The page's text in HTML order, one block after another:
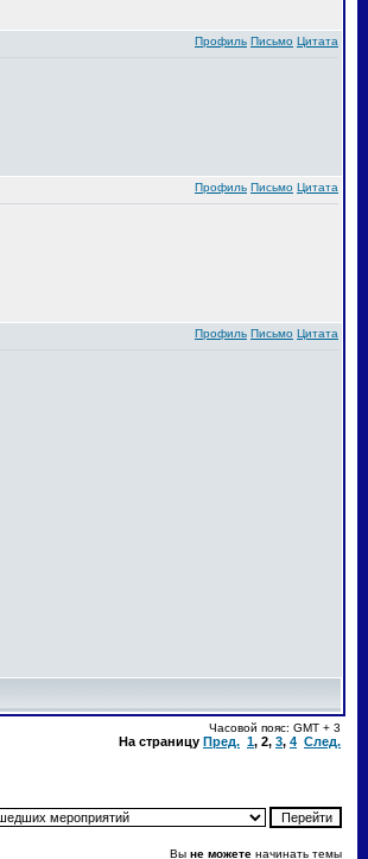
Профиль Письмо Цитата
Профиль Письмо Цитата
Профиль Письмо Цитата
Часовой пояс: GMT + 3
На страницу Пред. 1, 2, 3, 4 След.
Вы не можете начинать темы